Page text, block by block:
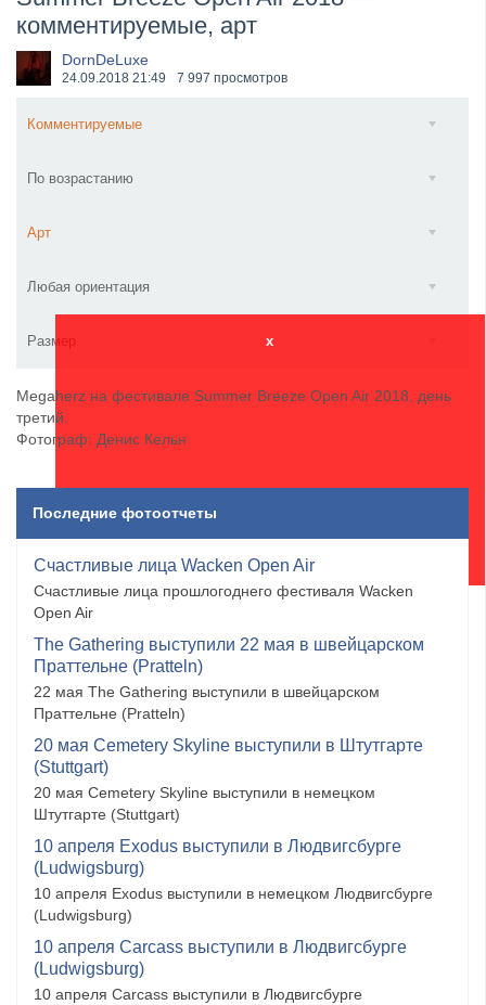
​Anthrax выпустили новый сингл и клип «Everybod...
комментируемые, арт
DornDeLuxe
24.09.2018 21:49 7 997 просмотров
Комментируемые
По возрастанию
Арт
Любая ориентация
Размер x
Megaherz на фестивале Summer Breeze Open Air 2018, день
третий.
Фотограф: Денис Кельн
Последние фотоотчеты
Счастливые лица Wacken Open Air
Счастливые лица прошлогоднего фестиваля Wacken
Open Air
The Gathering выступили 22 мая в швейцарском
Праттельне (Pratteln)
22 мая The Gathering выступили в швейцарском
Праттельне (Pratteln)
20 мая Cemetery Skyline выступили в Штутгарте
(Stuttgart)
20 мая Cemetery Skyline выступили в немецком
Штутгарте (Stuttgart)
10 апреля Exodus выступили в Людвигсбурге
(Ludwigsburg)
10 апреля Exodus выступили в немецком Людвигсбурге
(Ludwigsburg)
10 апреля Carcass выступили в Людвигсбурге
(Ludwigsburg)
10 апреля Carcass выступили в Людвигсбурге